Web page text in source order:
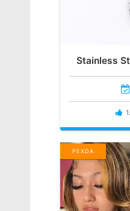
Stainless
PEXDA